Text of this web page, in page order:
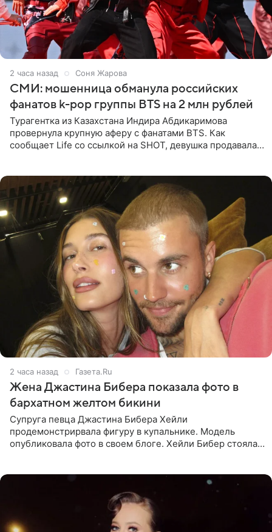
2 часа назад Соня Жарова
СМИ: мошенница обманула российских
фанатов k-pop группы BTS на 2 млн рублей
Турагентка из Казахстана Индира Абдикаримова
провернула крупную аферу с фанатами BTS. Как
сообщает Life со ссылкой на SHOT, девушка продавала
2 часа назад Газета.Ru
Жена Джастина Бибера показала фото в
бархатном желтом бикини
Супруга певца Джастина Бибера Хейли
продемонстрирвала фигуру в купальнике. Модель
опубликовала фото в своем блоге. Хейли Бибер стояла